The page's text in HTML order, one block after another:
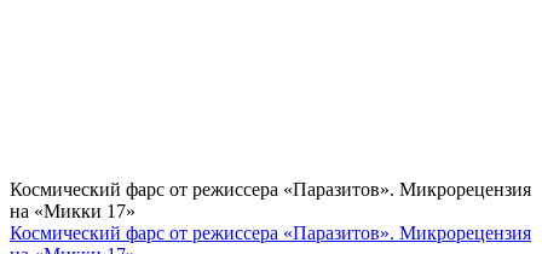
Космический фарс от режиссера «Паразитов». Микрорецензия
на «Микки 17»
Космический фарс от режиссера «Паразитов». Микрорецензия